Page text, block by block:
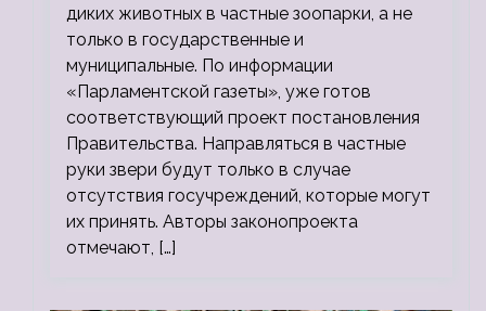
диких животных в частные зоопарки, а не
только в государственные и
муниципальные. По информации
«Парламентской газеты», уже готов
соответствующий проект постановления
Правительства. Направляться в частные
руки звери будут только в случае
отсутствия госучреждений, которые могут
их принять. Авторы законопроекта
отмечают, […]